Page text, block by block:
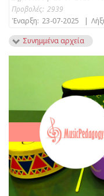
Προβολές: 2939
Έναρξη: 23-07-2025 |
Συνημμένα αρχεία